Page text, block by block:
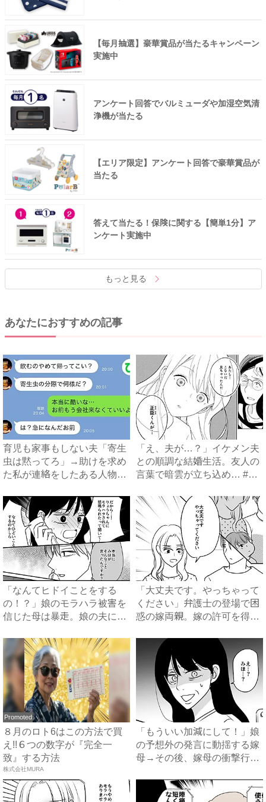
【毎月抽選】豪華賞品が当たるキャンペーン
実施中
アンケート回答でバルミューダや加湿空気清
浄機が当たる
【エリア限定】アンケート回答で豪華賞品が
当たる
答えて当たる！保険に関する【簡単1分】ア
ンケート実施中
もっと見る
あなたにおすすめの記事
育児も家事もしない夫「寄生
虫は黙ってろ」→助けを求め
た私が連絡をしたある人物と
「え、夫が…？」イケメン夫
との順調な結婚生活。友人の
言葉で暗雲が立ち込め… #
「なんてヒドイことをする
の！？」娘のモラハラ被害を
信じた母は暴走。娘の夫に電
「大丈夫です。やっちゃって
ください」弁護士の登場で困
惑の嫁両親。嫁の許可を得た
Promoted
８月のロト6はこの方法で買
え!!６つの数字が『完全一
致』する方法
株式会社MURA
「もういい加減にして！」娘
の予想外の発言に動揺する嫁
母→その後、嫁母の衝撃行動